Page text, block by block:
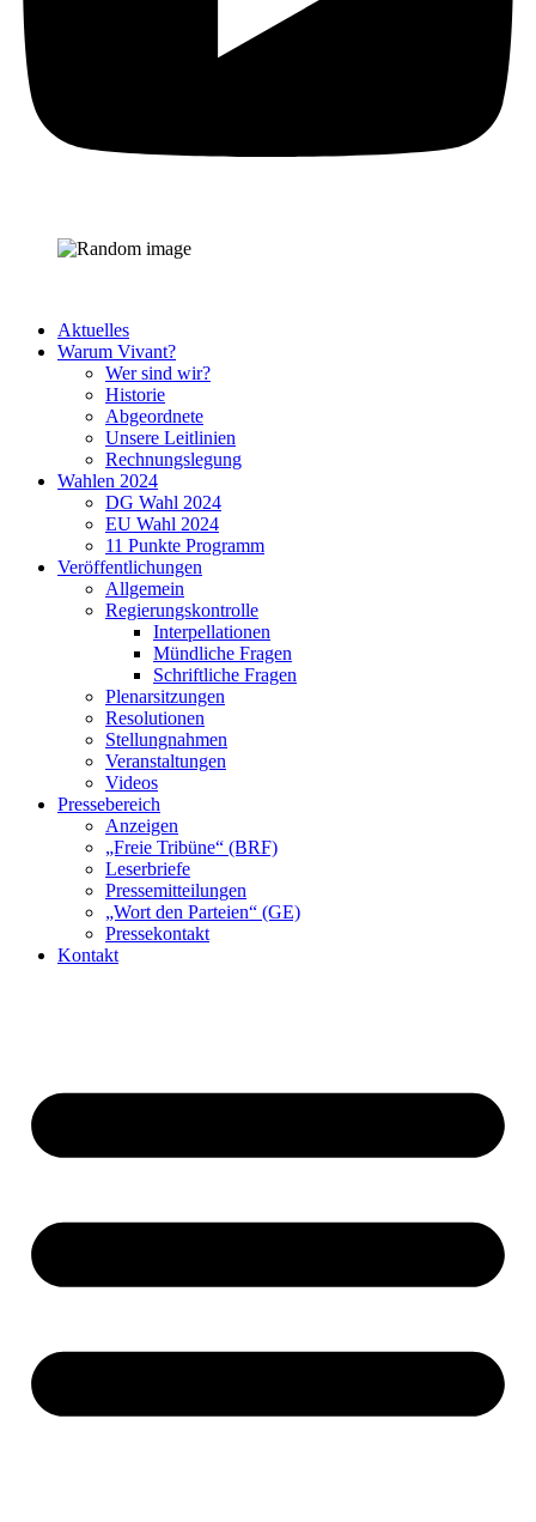
Aktuelles
Warum Vivant?
Wer sind wir?
Historie
Abgeordnete
Unsere Leitlinien
Rechnungslegung
Wahlen 2024
DG Wahl 2024
EU Wahl 2024
11 Punkte Programm
Veröffentlichungen
Allgemein
Regierungskontrolle
Interpellationen
Mündliche Fragen
Schriftliche Fragen
Plenarsitzungen
Resolutionen
Stellungnahmen
Veranstaltungen
Videos
Pressebereich
Anzeigen
„Freie Tribüne“ (BRF)
Leserbriefe
Pressemitteilungen
„Wort den Parteien“ (GE)
Pressekontakt
Kontakt